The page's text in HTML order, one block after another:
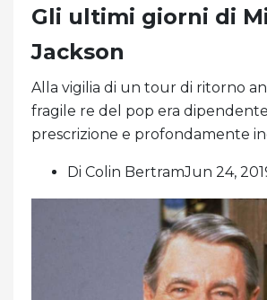
Gli ultimi giorni di
Jackson
Alla vigilia di un tour di ritorno
fragile re del pop era
prescrizione e profondamente
Di Colin BertramJun 24,